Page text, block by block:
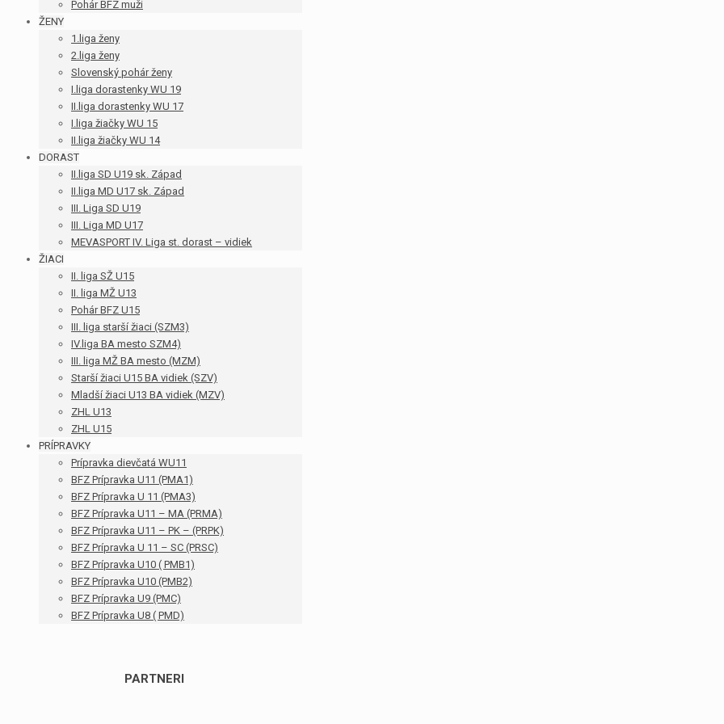
Pohár BFZ muži
ŽENY
1.liga ženy
2.liga ženy
Slovenský pohár ženy
I.liga dorastenky WU 19
II.liga dorastenky WU 17
I.liga žiačky WU 15
II.liga žiačky WU 14
DORAST
II.liga SD U19 sk. Západ
II.liga MD U17 sk. Západ
III. Liga SD U19
III. Liga MD U17
MEVASPORT IV. Liga st. dorast – vidiek
ŽIACI
II. liga SŽ U15
II. liga MŽ U13
Pohár BFZ U15
III. liga starší žiaci (SZM3)
IV.liga BA mesto SZM4)
III. liga MŽ BA mesto (MZM)
Starší žiaci U15 BA vidiek (SZV)
Mladší žiaci U13 BA vidiek (MZV)
ZHL U13
ZHL U15
PRÍPRAVKY
Prípravka dievčatá WU11
BFZ Prípravka U11 (PMA1)
BFZ Prípravka U 11 (PMA3)
BFZ Prípravka U11 – MA (PRMA)
BFZ Prípravka U11 – PK – (PRPK)
BFZ Prípravka U 11 – SC (PRSC)
BFZ Prípravka U10 ( PMB1)
BFZ Prípravka U10 (PMB2)
BFZ Prípravka U9 (PMC)
BFZ Prípravka U8 ( PMD)
PARTNERI